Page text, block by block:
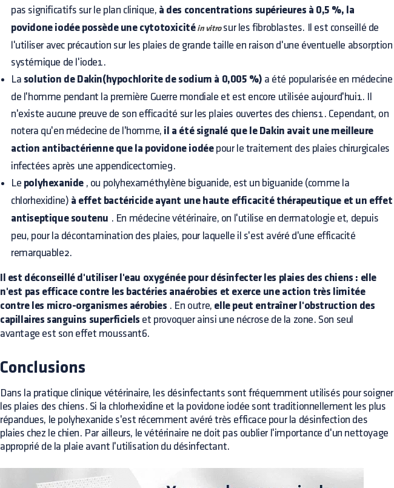
pas significatifs sur le plan clinique, à des concentrations supérieures à 0,5 %, la
povidone iodée possède une cytotoxicitéin vitrosur les fibroblastes. Il est conseillé de
l'utiliser avec précaution sur les plaies de grande taille en raison d'une éventuelle absorption
systémique de l'iode1.
La solution de Dakin(hypochlorite de sodium à 0,005 %) a été popularisée en médecine
de l'homme pendant la première Guerre mondiale et est encore utilisée aujourd'hui1. Il
n'existe aucune preuve de son efficacité sur les plaies ouvertes des chiens1. Cependant, on
notera qu'en médecine de l'homme, il a été signalé que le Dakin avait une meilleure
action antibactérienne que la povidone iodéepour le traitement des plaies chirurgicales
infectées après une appendicectomie9.
Le polyhexanide , ou polyhexaméthylène biguanide, est un biguanide (comme la
chlorhexidine) à effet bactéricide ayant une haute efficacité thérapeutique et un effet
antiseptique soutenu . En médecine vétérinaire, on l'utilise en dermatologie et, depuis
peu, pour la décontamination des plaies, pour laquelle il s'est avéré d'une efficacité
remarquable2.
Il est déconseillé d'utiliser l'eau oxygénée pour désinfecter les plaies des chiens : elle
n'est pas efficace contre les bactéries anaérobies et exerce une action très limitée
contre les micro-organismes aérobies . En outre, elle peut entraîner l'obstruction des
capillaires sanguins superficiels et provoquer ainsi une nécrose de la zone. Son seul
avantage est son effet moussant6.
Conclusions
Dans la pratique clinique vétérinaire, les désinfectants sont fréquemment utilisés pour soigner
les plaies des chiens. Si la chlorhexidine et la povidone iodée sont traditionnellement les plus
répandues, le polyhexanide s'est récemment avéré très efficace pour la désinfection des
plaies chez le chien. Par ailleurs, le vétérinaire ne doit pas oublier l'importance d'un nettoyage
approprié de la plaie avant l'utilisation du désinfectant.